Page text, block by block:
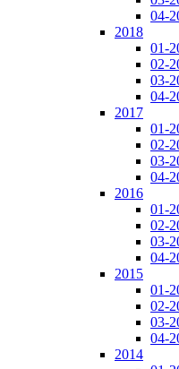
04-
2018
01-
02-
03-
04-
2017
01-
02-
03-
04-
2016
01-
02-
03-
04-
2015
01-
02-
03-
04-
2014